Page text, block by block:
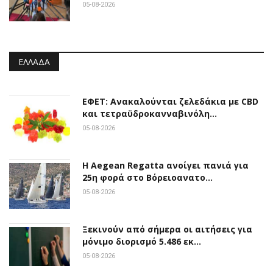
05-08-2026
ΕΛΛΆΔΑ
ΕΦΕΤ: Ανακαλούνται ζελεδάκια με CBD
και τετραϋδροκανναβινόλη…
05-08-2026
Η Aegean Regatta ανοίγει πανιά για
25η φορά στο Βόρειοανατο…
05-08-2026
Ξεκινούν από σήμερα οι αιτήσεις για
μόνιμο διορισμό 5.486 εκ…
05-08-2026